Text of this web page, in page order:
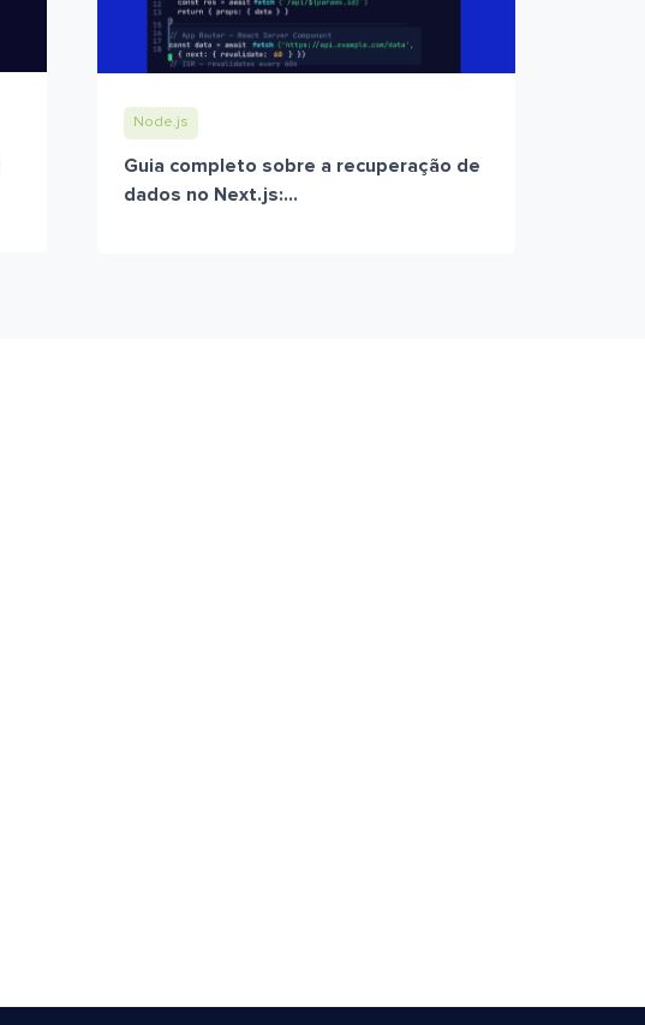
Node.js
Guia completo sobre a recuperação de
dados no Next.js:...